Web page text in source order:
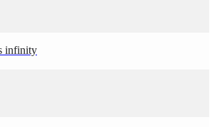
infinity